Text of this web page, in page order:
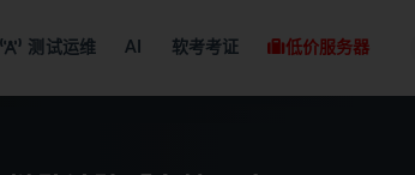
测试运维 AI 软考考证 低价服务器